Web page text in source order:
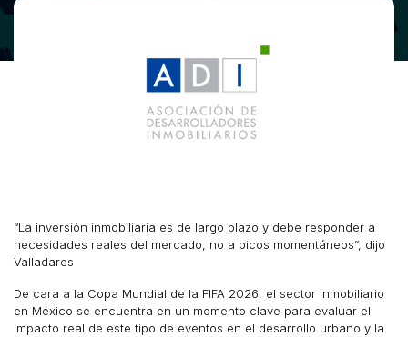
“La inversión inmobiliaria es de largo plazo y debe responder a
necesidades reales del mercado, no a picos momentáneos”, dijo
Valladares
De cara a la Copa Mundial de la FIFA 2026, el sector inmobiliario
en México se encuentra en un momento clave para evaluar el
impacto real de este tipo de eventos en el desarrollo urbano y la